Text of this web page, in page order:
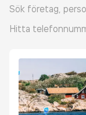
Sök företag,
Hitta